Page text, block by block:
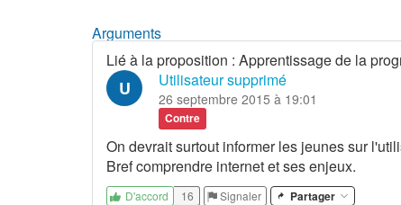
Arguments
Lié à la proposition : Apprentissage de la
U Utilisateur supprimé
26 septembre 2015 à 19:01
Contre
On devrait surtout informer les jeunes sur
Bref comprendre internet et ses enjeux.
D'accord 16 Signaler Partager